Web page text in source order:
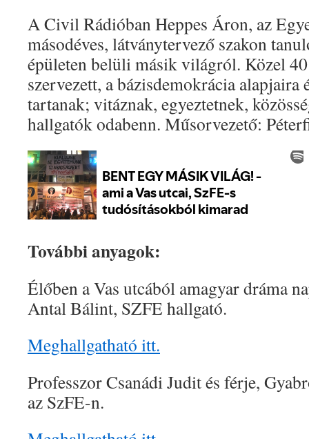
A Civil Rádióban Heppes Áron, az
másodéves, látványtervező szakon
épületen belüli másik világról. Közel
szervezett, a bázisdemokrácia
tartanak; vitáznak, egyeztetnek,
hallgatók odabenn. Műsorvezető:
További anyagok:
Élőben a Vas utcából amagyar dráma
Antal Bálint, SZFE hallgató.
Meghallgatható itt.
Professzor Csanádi Judit és férje,
az SzFE-n.